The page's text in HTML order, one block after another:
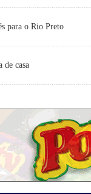
para o Rio Preto
de casa